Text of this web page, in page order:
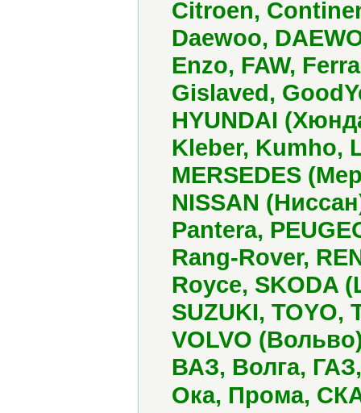
Citroen,
Daewoo,
Enzo, FAW,
Gislaved,
HYUNDAI
Kleber, Kumho,
MERSEDES
NISSAN
Pantera,
Rang-Rover,
Royce, SKODA
SUZUKI, TOYO,
VOLVO
ВАЗ, Волга,
Ока, Прома,